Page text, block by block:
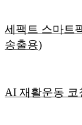
세팩트 스마트
송출용)
AI 재활운동 코